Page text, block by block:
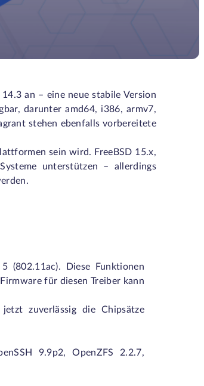
an – eine neue stabile Version
darunter amd64, i386, armv7,
stehen ebenfalls vorbereitete
sein wird. FreeBSD 15.x,
unterstützen – allerdings
(802.11ac). Diese Funktionen
für diesen Treiber kann
zuverlässig die Chipsätze
9.9p2, OpenZFS 2.2.7,